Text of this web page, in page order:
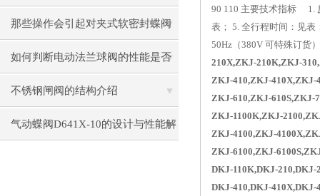
那些操作会引起对夹式软密封蝶阀
的故障
如何判断电动法兰球阀的性能是否
正常？
不锈钢闸阀的结构介绍
气动蝶阀D641X-10的设计与性能解
90 110 主要技术指标 1.
表； 5. 全行程时间：见表
50Hz（380V 可特殊订货
210X,ZKJ-210K,ZKJ-
ZKJ-410,ZKJ-410X,ZKJ-
ZKJ-610,ZKJ-610S,ZKJ-
ZKJ-1100K,ZKJ-
ZKJ-4100,ZKJ-
ZKJ-6100,ZKJ-
DKJ-110K,DKJ-
DKJ-410,DKJ-